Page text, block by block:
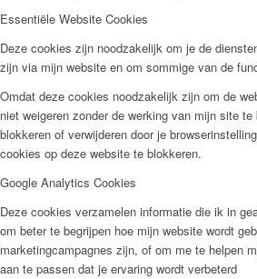
Essentiële Website Cookies
Deze cookies zijn noodzakelijk om je de
zijn via mijn website en om sommige van de
Omdat deze cookies noodzakelijk zijn om de
niet weigeren zonder de werking van mijn site
blokkeren of verwijderen door je
cookies op deze website te blokkeren.
Google Analytics Cookies
Deze cookies verzamelen informatie die ik in
om beter te begrijpen hoe mijn website wordt
marketingcampagnes zijn, of om me te helpen
aan te passen dat je ervaring wordt verbeterd